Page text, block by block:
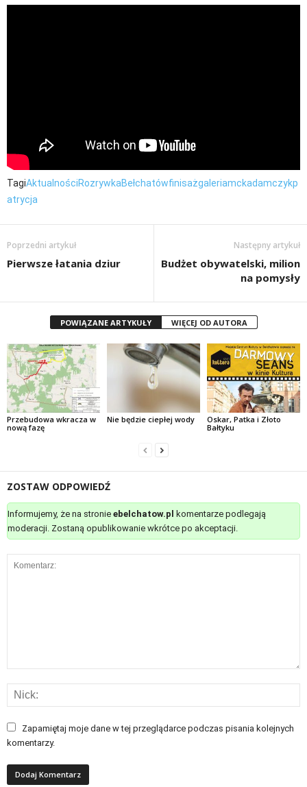
TagiAktualnościRozrywkaBełchatówfinisażgaleriamckadamczykp
atrycja
Poprzedni artykuł
Pierwsze łatania dziur
Następny artykuł
Budżet obywatelski, milion
na pomysły
POWIĄZANE ARTYKUŁY WIĘCEJ OD AUTORA
Przebudowa wkracza w
nową fazę
Nie będzie ciepłej wody
Oskar, Patka i Złoto
Bałtyku
ZOSTAW ODPOWIEDŹ
Informujemy, że na stronie ebelchatow.pl
komentarze podlegają
moderacji. Zostaną opublikowanie wkrótce po akceptacji.
Zapamiętaj moje dane w tej przeglądarce podczas pisania kolejnych
komentarzy.